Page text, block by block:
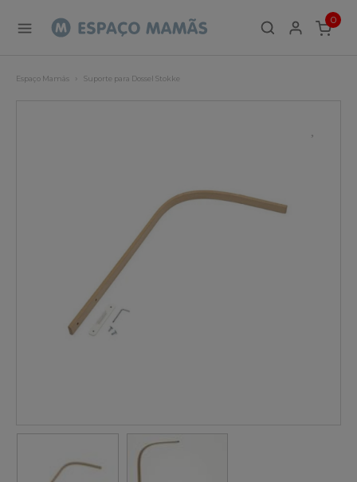
0
ITEMS
Espaço Mamãs Suporte para Dossel Stokke